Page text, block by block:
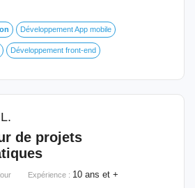
Développement App mobile
Développement front-end
de projets
Expérience : 10 ans et +